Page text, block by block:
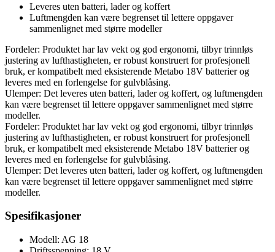
Leveres uten batteri, lader og koffert
Luftmengden kan være begrenset til lettere oppgaver
sammenlignet med større modeller
Fordeler: Produktet har lav vekt og god ergonomi, tilbyr trinnløs
justering av lufthastigheten, er robust konstruert for profesjonell
bruk, er kompatibelt med eksisterende Metabo 18V batterier og
leveres med en forlengelse for gulvblåsing.
Ulemper: Det leveres uten batteri, lader og koffert, og luftmengden
kan være begrenset til lettere oppgaver sammenlignet med større
modeller.
Fordeler: Produktet har lav vekt og god ergonomi, tilbyr trinnløs
justering av lufthastigheten, er robust konstruert for profesjonell
bruk, er kompatibelt med eksisterende Metabo 18V batterier og
leveres med en forlengelse for gulvblåsing.
Ulemper: Det leveres uten batteri, lader og koffert, og luftmengden
kan være begrenset til lettere oppgaver sammenlignet med større
modeller.
Spesifikasjoner
Modell: AG 18